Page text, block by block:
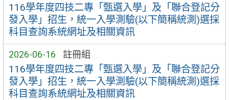
116學年度四技二專「甄選入學」及「聯合登記分
發入學」招生，統一入學測驗(以下簡稱統測)選採
科目查詢系統網址及相關資訊
2026-06-16 註冊組
116學年度四技二專「甄選入學」及「聯合登記分
發入學」招生，統一入學測驗(以下簡稱統測)選採
科目查詢系統網址及相關資訊